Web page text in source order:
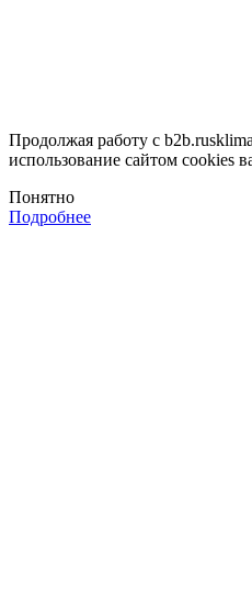
Продолжая работу с
использование сайтом cookies
Понятно
Подробнее